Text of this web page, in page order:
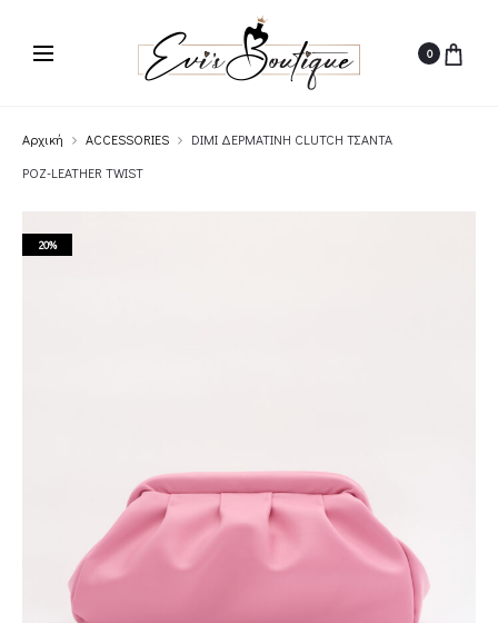
0
Αρχική ACCESSORIES
DIMI ΔΕΡΜΑΤΙΝΗ CLUTCH ΤΣΑΝΤΑ
ΡΟΖ-LEATHER TWIST
20%